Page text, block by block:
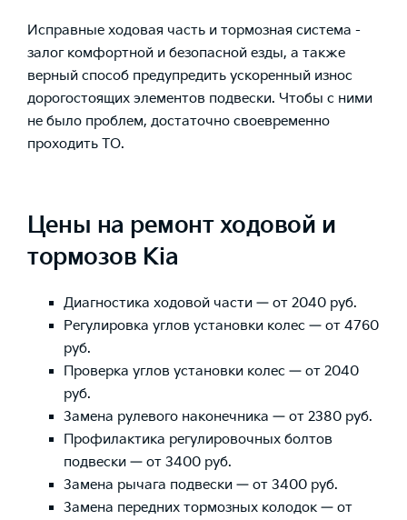
Исправные ходовая часть и тормозная система -
залог комфортной и безопасной езды, а также
верный способ предупредить ускоренный износ
дорогостоящих элементов подвески. Чтобы с ними
не было проблем, достаточно своевременно
проходить ТО.
Цены на ремонт ходовой и
тормозов Kia
Диагностика ходовой части — от 2040 руб.
Регулировка углов установки колес — от 4760
руб.
Проверка углов установки колес — от 2040
руб.
Замена рулевого наконечника — от 2380 руб.
Профилактика регулировочных болтов
подвески — от 3400 руб.
Замена рычага подвески — от 3400 руб.
Замена передних тормозных колодок — от